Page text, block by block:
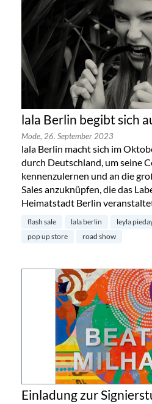
lala Berlin begibt sich
Mode, 26. September 2023
lala Berlin macht sich im
durch Deutschland, um seine
kennenzulernen und an die
Sales anzuknüpfen, die das
Heimatstadt Berlin
flash sale lala berlin leyla
pop up store
road show
Einladung zur